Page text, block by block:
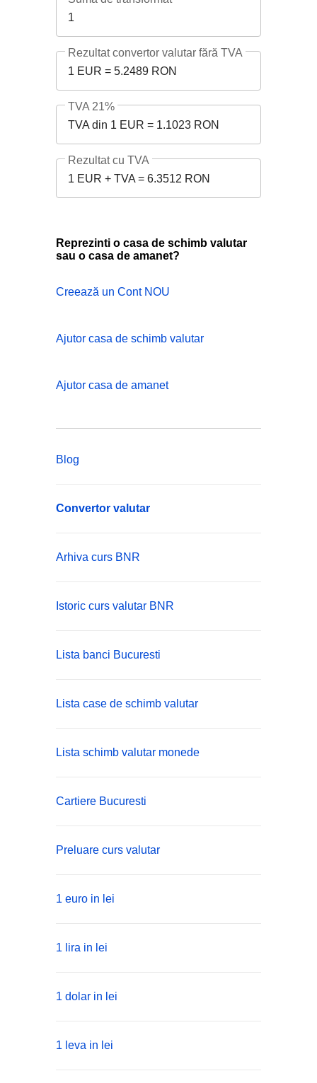
1
1 EUR = 5.2489 RON
Rezultat convertor valutar fără TVA
TVA din 1 EUR = 1.1023 RON
TVA 21%
1 EUR + TVA = 6.3512 RON
Rezultat cu TVA
Reprezinti o casa de schimb valutar
sau o casa de amanet?
Creează un Cont NOU
Ajutor casa de schimb valutar
Ajutor casa de amanet
Blog
Convertor valutar
Arhiva curs BNR
Istoric curs valutar BNR
Lista banci Bucuresti
Lista case de schimb valutar
Lista schimb valutar monede
Cartiere Bucuresti
Preluare curs valutar
1 euro in lei
1 lira in lei
1 dolar in lei
1 leva in lei